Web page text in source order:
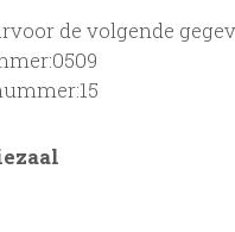
de volgende